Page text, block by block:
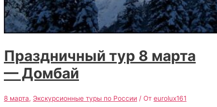
Праздничный тур 8 марта
— Домбай
8 марта, Экскурсионные туры по России / От eurolux161